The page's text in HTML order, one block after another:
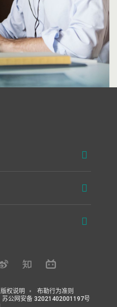
版权说明
布勒行为准则
苏公网安备 32021402001197号